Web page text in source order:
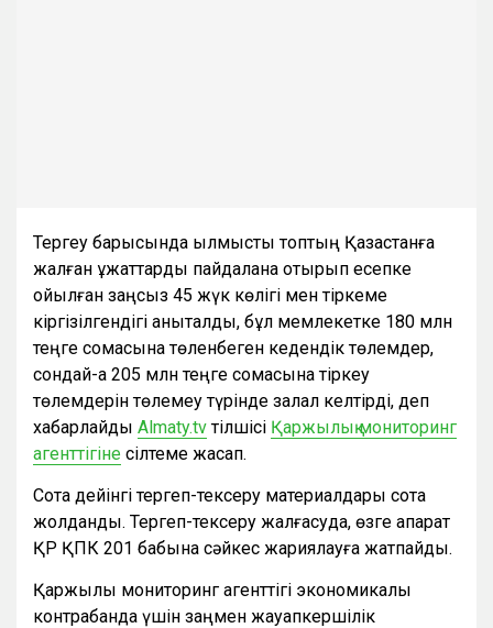
Тергеу барысында қылмыстық топтың Қазақстанға
жалған құжаттарды пайдалана отырып есепке
қойылған заңсыз 45 жүк көлігі мен тіркеме
кіргізілгендігі анықталды, бұл мемлекетке 180 млн
теңге сомасына төленбеген кедендік төлемдер,
сондай-ақ 205 млн теңге сомасына тіркеу
төлемдерін төлемеу түрінде залал келтірді, деп
хабарлайды Almaty.tvтілшісі Қаржылық мониторинг
агенттігіне сілтеме жасап.
Сотқа дейінгі тергеп-тексеру материалдары сотқа
жолданды. Тергеп-тексеру жалғасуда, өзге ақпарат
ҚР ҚПК 201 бабына сәйкес жариялауға жатпайды.
Қаржылық мониторинг агенттігі экономикалық
контрабанда үшін заңмен жауапкершілік